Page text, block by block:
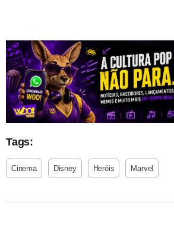
Tags:
Cinema Disney Heróis Marvel